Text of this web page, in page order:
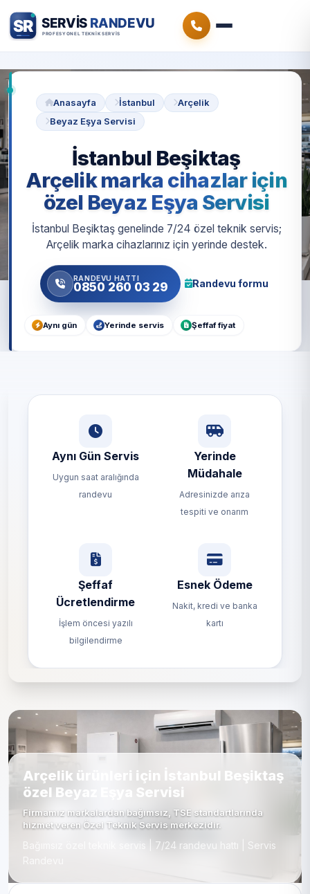
Anasayfa İstanbul
Arçelik
Beyaz Eşya Servisi
İstanbul Beşiktaş
Arçelik marka cihazlar için
özel Beyaz Eşya Servisi
İstanbul Beşiktaş genelinde 7/24 özel teknik servis;
Arçelik marka cihazlarınız için yerinde destek.
RANDEVU HATTI
0850 260 03 29 Randevu formu
Aynı gün Yerinde servis Şeffaf fiyat
Aynı Gün Servis
Uygun saat aralığında
randevu
Yerinde
Müdahale
Adresinizde arıza
tespiti ve onarım
Şeffaf
Ücretlendirme
İşlem öncesi yazılı
bilgilendirme
Esnek Ödeme
Nakit, kredi ve banka
kartı
Arçelik ürünleri için İstanbul Beşiktaş
özel Beyaz Eşya Servisi
Firmamız markalardan bağımsız, TSE standartlarında
hizmet veren Özel Teknik Servis merkezidir.
Bağımsız özel teknik servis | 7/24 randevu hattı | Servis